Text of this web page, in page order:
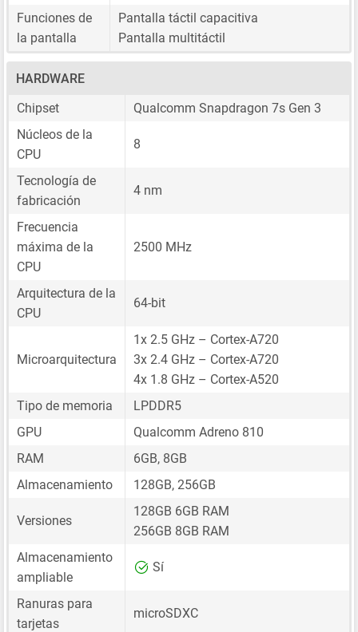
Funciones de
la pantalla
Pantalla táctil capacitiva
Pantalla multitáctil
HARDWARE
Chipset
Qualcomm Snapdragon 7s Gen 3
Núcleos de la
CPU
8
Tecnología de
fabricación
4 nm
Frecuencia
máxima de la
CPU
2500 MHz
Arquitectura de la
CPU
64-bit
Microarquitectura
1x 2.5 GHz – Cortex-A720
3x 2.4 GHz – Cortex-A720
4x 1.8 GHz – Cortex-A520
Tipo de memoria
LPDDR5
GPU
Qualcomm Adreno 810
RAM
6GB, 8GB
Almacenamiento
128GB, 256GB
Versiones
128GB 6GB RAM
256GB 8GB RAM
Almacenamiento
ampliable
Sí
Ranuras para
tarjetas
microSDXC